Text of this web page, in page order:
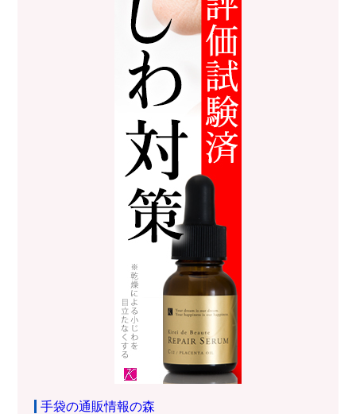
手袋の通販情報の森